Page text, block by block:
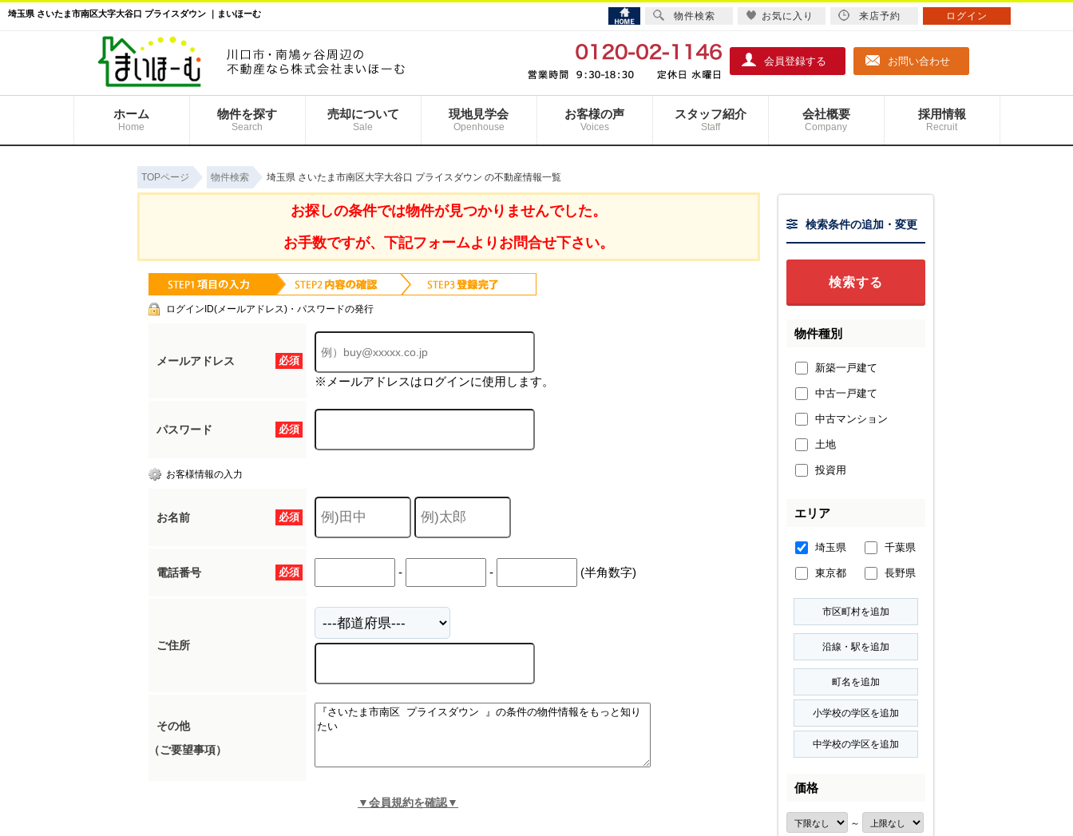
埼玉県 さいたま市南区大字大谷口 プライスダウン ｜まいほーむ
会員登録する お問い合わせ
ホーム
Home
物件を探す
Search
売却について
Sale
現地見学会
Openhouse
お客様の声
Voices
スタッフ紹介
Staff
会社概要
Company
採用情報
Recruit
TOPページ 物件検索 埼玉県 さいたま市南区大字大谷口 プライスダウン の不動産情報一覧
お探しの条件では物件が見つかりませんでした。
お手数ですが、下記フォームよりお問合せ下さい。
ログインID(メールアドレス)・パスワードの発行
必須
メールアドレス
※メールアドレスはログインに使用します。
必須
パスワード
お客様情報の入力
必須
お名前
必須
電話番号 - - (半角数字)
ご住所
その他
（ご要望事項）
▼会員規約を確認▼
検索条件の追加・変更
物件種別
新築一戸建て
中古一戸建て
中古マンション
土地
投資用
エリア
埼玉県 千葉県
東京都 長野県
価格
～
物件検索 お気に入り 来店予約 ログイン